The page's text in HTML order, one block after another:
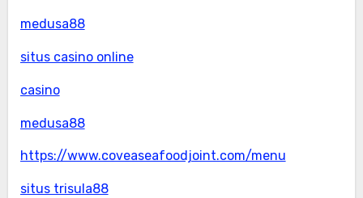
medusa88
situs casino online
casino
medusa88
https://www.coveaseafoodjoint.com/menu
situs trisula88